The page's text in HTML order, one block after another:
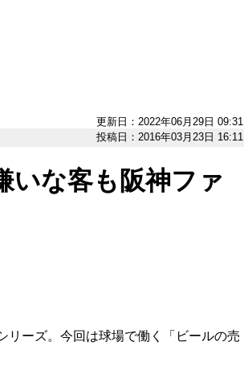
更新日：2022年06月29日 09:31
投稿日：2016年03月23日 16:11
いな客も阪神ファ
リーズ。今回は球場で働く「ビールの売